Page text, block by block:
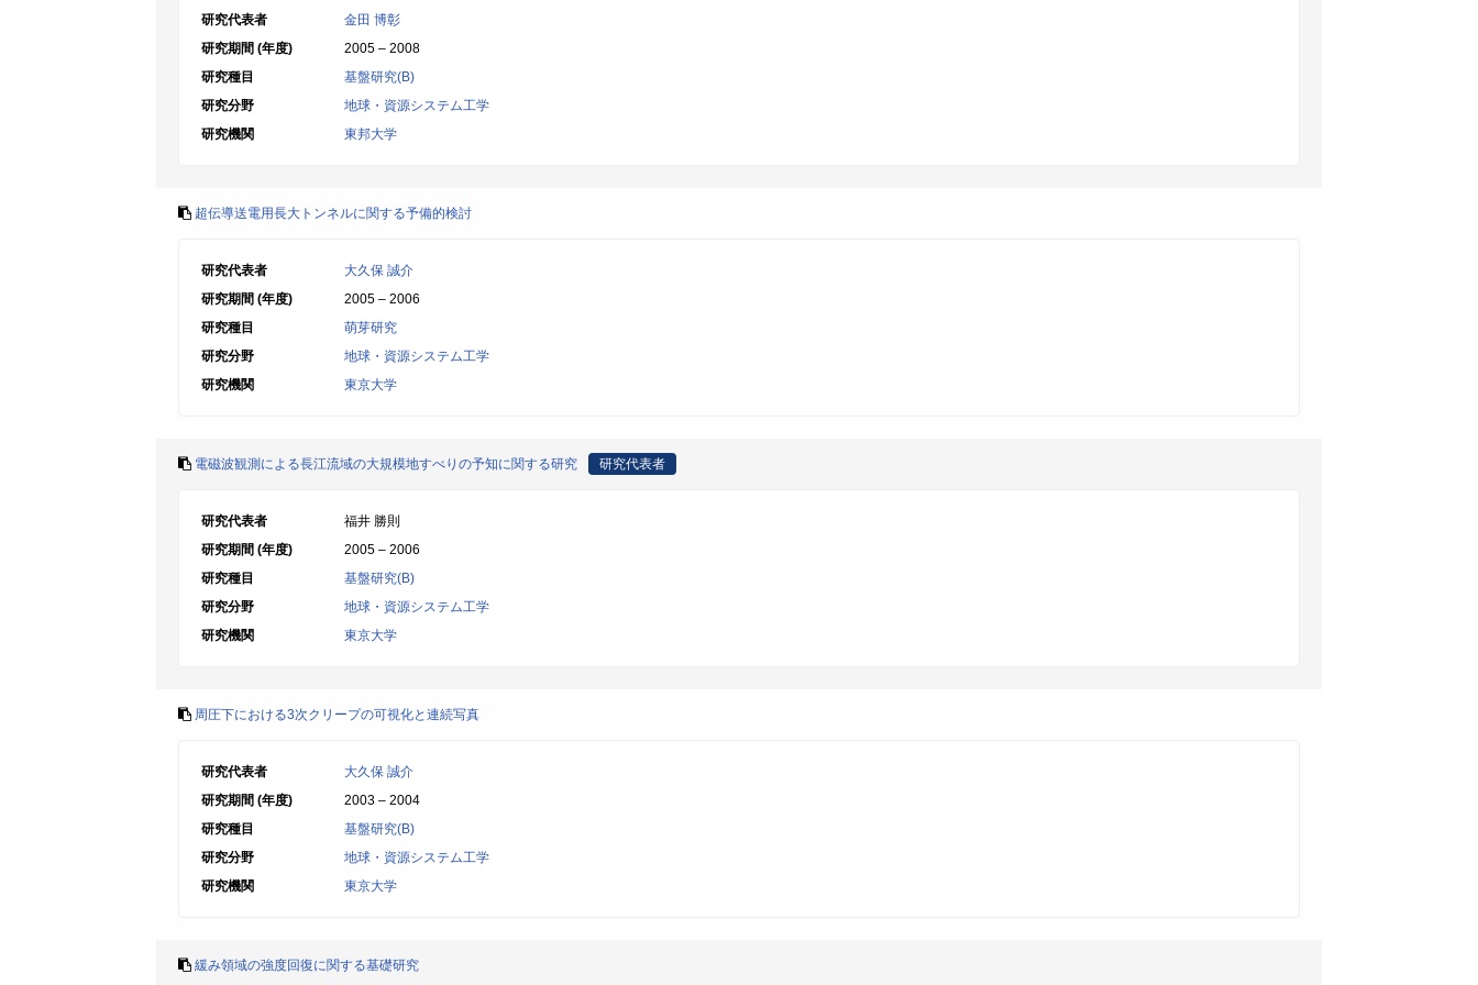
研究代表者
金田 博彰
研究期間 (年度)
2005 – 2008
研究種目
基盤研究(B)
研究分野
地球・資源システム工学
研究機関
東邦大学
超伝導送電用長大トンネルに関する予備的検討
研究代表者
大久保 誠介
研究期間 (年度)
2005 – 2006
研究種目
萌芽研究
研究分野
地球・資源システム工学
研究機関
東京大学
電磁波観測による長江流域の大規模地すべりの予知に関する研究 研究代表者
研究代表者
福井 勝則
研究期間 (年度)
2005 – 2006
研究種目
基盤研究(B)
研究分野
地球・資源システム工学
研究機関
東京大学
周圧下における3次クリープの可視化と連続写真
研究代表者
大久保 誠介
研究期間 (年度)
2003 – 2004
研究種目
基盤研究(B)
研究分野
地球・資源システム工学
研究機関
東京大学
緩み領域の強度回復に関する基礎研究